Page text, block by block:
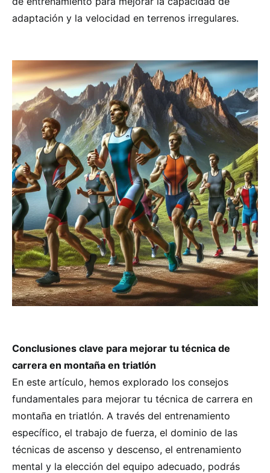
adaptación y la velocidad en terrenos irregulares.
Conclusiones clave para mejorar tu técnica de
carrera en montaña en triatlón
En este artículo, hemos explorado los consejos
fundamentales para mejorar tu técnica de carrera en
montaña en triatlón. A través del entrenamiento
específico, el trabajo de fuerza, el dominio de las
técnicas de ascenso y descenso, el entrenamiento
mental y la elección del equipo adecuado, podrás